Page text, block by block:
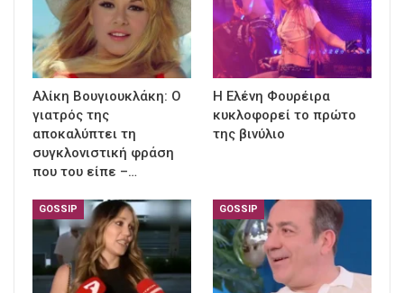
Αλίκη Βουγιουκλάκη: Ο
γιατρός της
αποκαλύπτει τη
συγκλονιστική φράση
που του είπε –…
Η Ελένη Φουρέιρα
κυκλοφορεί το πρώτο
της βινύλιο
GOSSIP GOSSIP